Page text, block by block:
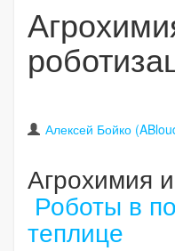
Алексей Бойко
Агрохимия
Роботы в
теплице